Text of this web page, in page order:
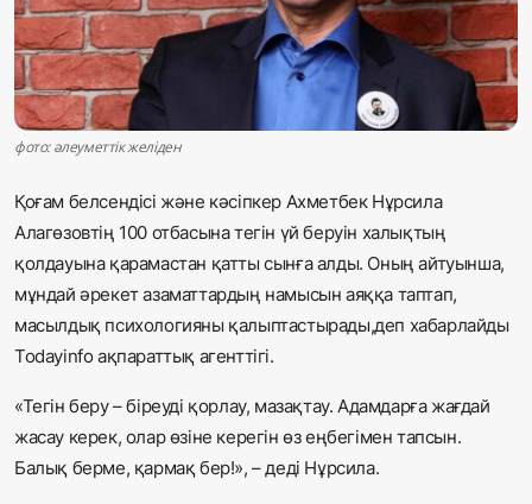
Қоғам
Спорт
Әлем
Қазақ тілі
фото: әлеуметтік желіден
Қоғам белсендісі және кәсіпкер Ахметбек Нұрсила
Алагөзовтің 100 отбасына тегін үй беруін халықтың
қолдауына қарамастан қатты сынға алды. Оның айтуынша,
мұндай әрекет азаматтардың намысын аяққа таптап,
масылдық психологияны қалыптастырады,деп хабарлайды
Todayinfo ақпараттық агенттігі.
«Тегін беру – біреуді қорлау, мазақтау. Адамдарға жағдай
жасау керек, олар өзіне керегін өз еңбегімен тапсын.
Балық берме, қармақ бер!», – деді Нұрсила.